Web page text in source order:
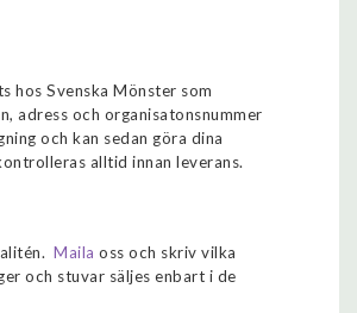
hos Svenska Mönster som
adress och organisatonsnummer
och kan sedan göra dina
alltid innan leverans.
Maila oss och skriv vilka
och stuvar säljes enbart i de